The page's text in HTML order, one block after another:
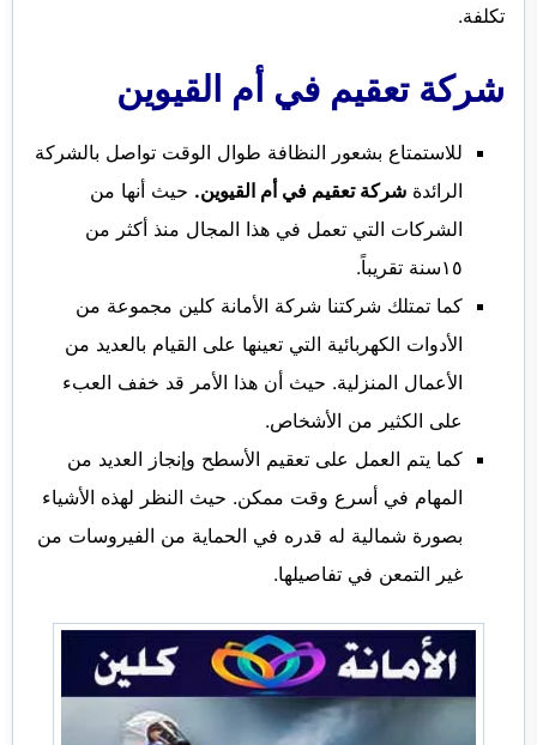
تكلفة.
شركة تعقيم في أم القيوين
للاستمتاع بشعور النظافة طوال الوقت تواصل بالشركة
الرائدة شركة تعقيم في أم القيوين. حيث أنها من
الشركات التي تعمل في هذا المجال منذ أكثر من
١٥سنة تقريباً.
كما تمتلك شركتنا شركة الأمانة كلين مجموعة من
الأدوات الكهربائية التي تعينها على القيام بالعديد من
الأعمال المنزلية. حيث أن هذا الأمر قد خفف العبء
على الكثير من الأشخاص.
كما يتم العمل على تعقيم الأسطح وإنجاز العديد من
المهام في أسرع وقت ممكن. حيث النظر لهذه الأشياء
بصورة شمالية له قدره في الحماية من الفيروسات من
غير التمعن في تفاصيلها.